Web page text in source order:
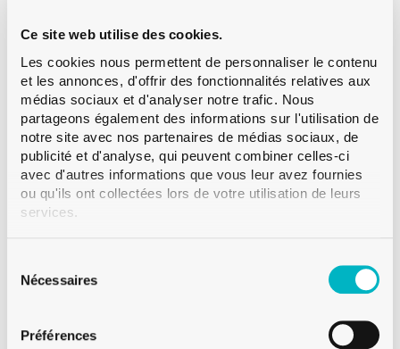
Ce site web utilise des cookies.
Les cookies nous permettent de personnaliser le contenu
et les annonces, d'offrir des fonctionnalités relatives aux
médias sociaux et d'analyser notre trafic. Nous
partageons également des informations sur l'utilisation de
notre site avec nos partenaires de médias sociaux, de
publicité et d'analyse, qui peuvent combiner celles-ci
avec d'autres informations que vous leur avez fournies
ou qu'ils ont collectées lors de votre utilisation de leurs
services.
Nécessaires
Préférences
PORTFOLIO
PORTFOLIO IMPRESSION DIGITALE SUR
VERRE
04.12.25
L’art du pressage en impression
digitale sur la bouteille Möhl
Lire plus